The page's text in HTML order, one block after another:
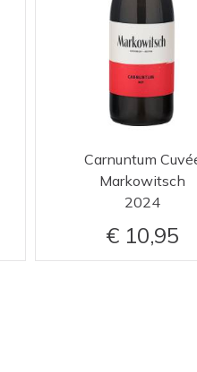
Carnuntum
Markowitsch
2024
10,95